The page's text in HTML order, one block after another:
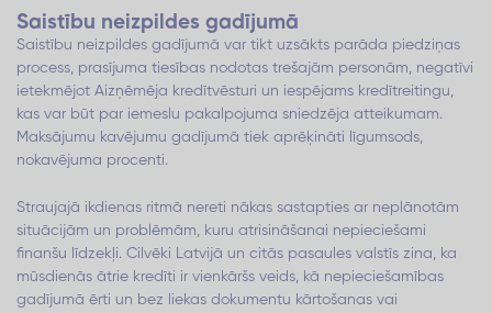
Saistību neizpildes gadījumā
Saistību neizpildes gadījumā var tikt uzsākts parāda piedziņas
process, prasījuma tiesības nodotas trešajām personām, negatīvi
ietekmējot Aizņēmēja kredītvēsturi un iespējams kredītreitingu,
kas var būt par iemeslu pakalpojuma sniedzēja atteikumam.
Maksājumu kavējumu gadījumā tiek aprēķināti līgumsods,
nokavējuma procenti.
Straujajā ikdienas ritmā nereti nākas sastapties ar neplānotām
situācijām un problēmām, kuru atrisināšanai nepieciešami
finanšu līdzekļi. Cilvēki Latvijā un citās pasaules valstīs zina, ka
mūsdienās ātrie kredīti ir vienkāršs veids, kā nepieciešamības
gadījumā ērti un bez liekas dokumentu kārtošanas vai